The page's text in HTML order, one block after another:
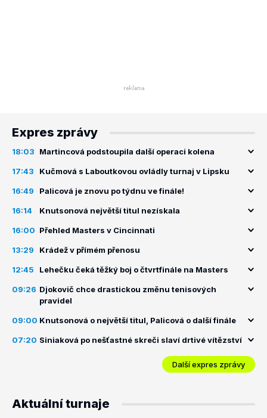
Expres zprávy
18:03 Martincová podstoupila další operaci kolena
17:43 Kučmová s Laboutkovou ovládly turnaj v Lipsku
16:49 Palicová je znovu po týdnu ve finále!
16:14 Knutsonová největší titul nezískala
16:00 Přehled Masters v Cincinnati
13:29 Krádež v přímém přenosu
12:45 Lehečku čeká těžký boj o čtvrtfinále na Masters
09:26 Djokovič chce drastickou změnu tenisových
pravidel
09:00 Knutsonová o největší titul, Palicová o další finále
07:20 Siniaková po nešťastné skreči slaví drtivé vítězství
Další expres zprávy
Aktuální turnaje